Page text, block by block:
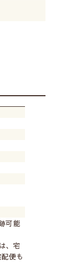
可能
、宅
便も